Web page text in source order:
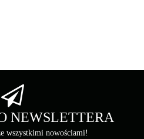
NEWSLETTERA
wszystkimi nowościami!